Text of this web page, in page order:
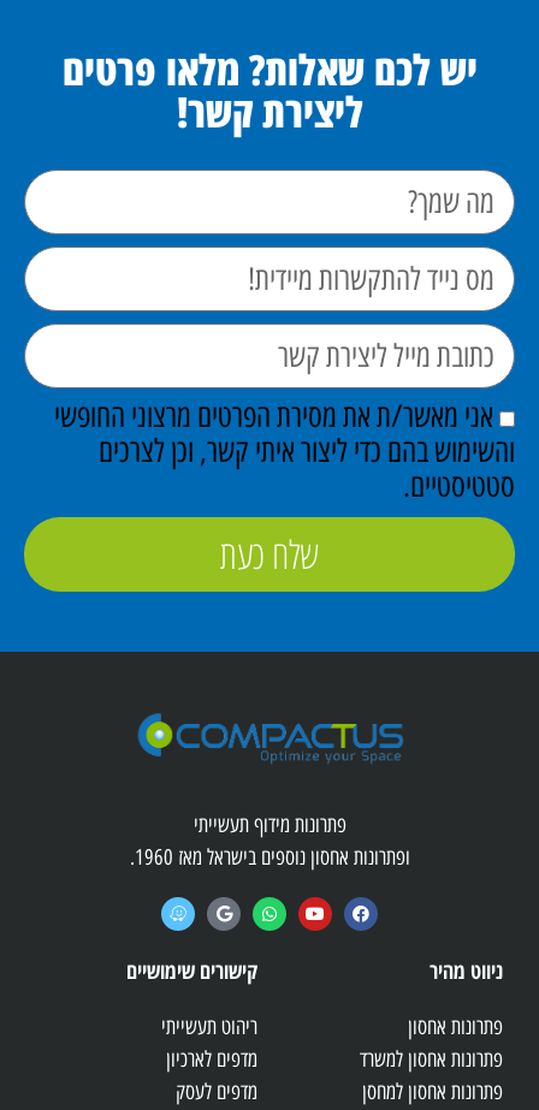
יש לכם שאלות? מלאו פרטים
ליצירת קשר!
אני מאשר/ת את מסירת הפרטים מרצוני החופשי
בהם כדי ליצור איתי קשר, וכן לצרכים
שלח כעת
פתרונות מידוף תעשייתי
ופתרונות אחסון נוספים בישראל מאז 1960.
ניווט מהיר
פתרונות אחסון
פתרונות אחסון למשרד
פתרונות אחסון למחסן
קישורים שימושיים
ריהוט תעשייתי
מדפים לארכיון
מדפים לעסק